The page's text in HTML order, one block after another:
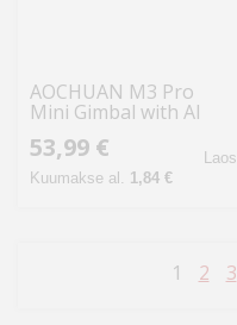
AOCHUAN M3 Pro
Mini Gimbal with AI
53,99 €
Kuumakse al. 1,84 €
Laos
1 2 3